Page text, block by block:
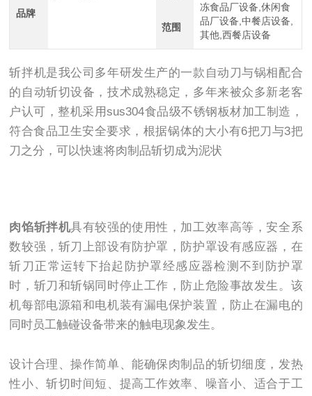
品牌
范围
冻食品厂设备,休闲食
品厂设备,中餐店设备,
其他,西餐店设备
斩拌机是我公司多年研发生产的一款自动刀与锅相配合
的自动斩切设备，技术成熟稳定，多年来被众多新老客
户认可，整机采用sus304食品级不锈钢板材加工制造，
符合食品卫生安全要求，根据锅体的大小有6把刀与3把
刀之分，可以快速将肉制品斩切成为泥状
肉馅斩拌机具有较强的使用性，加工效率高等，安全系
数较强，斩刀上部设有防护罩，防护罩设有感应器，在
斩刀正常运转下抬起防护罩经感应器检测不到防护罩
时，斩刀和斩锅同时停止工作，防止危险事故发生。该
机每部电源箱和电机装有漏电保护装置，防止在漏电的
同时员工触碰设备带来的触电现象发生。
设计合理、操作简单、能确保肉制品的斩切细度，发热
性小、斩切时间短、提高工作效率、噪音小、适合于工